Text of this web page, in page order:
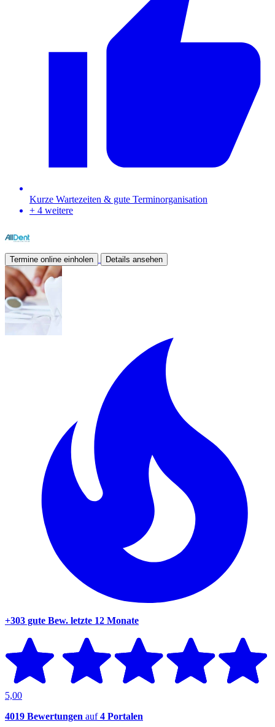
Kurze Wartezeiten & gute Terminorganisation
+ 4 weitere
Termine online einholen Details ansehen
+303 gute Bew. letzte 12 Monate
5,00
4019 Bewertungen auf4 Portalen